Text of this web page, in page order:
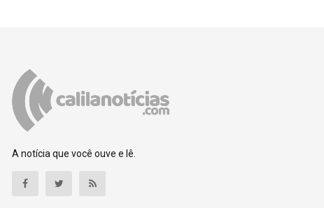
A notícia que você ouve e lê.